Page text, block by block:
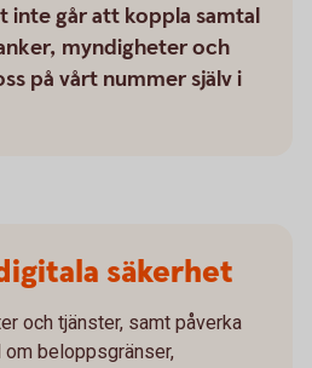
inte går att koppla samtal
myndigheter och
på vårt nummer själv i
säkerhet
och tjänster, samt påverka
beloppsgränser,